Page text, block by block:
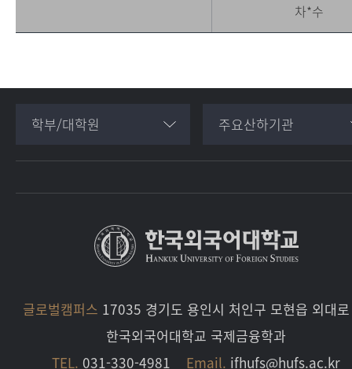
차*수
학부/대학원 주요산하기관
글로벌캠퍼스 17035 경기도 용인시 처인구 모현읍 외대
한국외국어대학교 국제금융학과
TEL. 031-330-4981 Email. ifhufs@hufs.ac.kr